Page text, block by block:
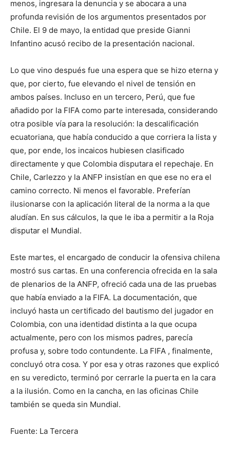
menos, ingresara la denuncia y se abocara a una
profunda revisión de los argumentos presentados por
Chile. El 9 de mayo, la entidad que preside Gianni
Infantino acusó recibo de la presentación nacional.
Lo que vino después fue una espera que se hizo eterna y
que, por cierto, fue elevando el nivel de tensión en
ambos países. Incluso en un tercero, Perú, que fue
añadido por la FIFA como parte interesada, considerando
otra posible vía para la resolución: la descalificación
ecuatoriana, que había conducido a que corriera la lista y
que, por ende, los incaicos hubiesen clasificado
directamente y que Colombia disputara el repechaje. En
Chile, Carlezzo y la ANFP insistían en que ese no era el
camino correcto. Ni menos el favorable. Preferían
ilusionarse con la aplicación literal de la norma a la que
aludían. En sus cálculos, la que le iba a permitir a la Roja
disputar el Mundial.
Este martes, el encargado de conducir la ofensiva chilena
mostró sus cartas. En una conferencia ofrecida en la sala
de plenarios de la ANFP, ofreció cada una de las pruebas
que había enviado a la FIFA. La documentación, que
incluyó hasta un certificado del bautismo del jugador en
Colombia, con una identidad distinta a la que ocupa
actualmente, pero con los mismos padres, parecía
profusa y, sobre todo contundente. La FIFA , finalmente,
concluyó otra cosa. Y por esa y otras razones que explicó
en su veredicto, terminó por cerrarle la puerta en la cara
a la ilusión. Como en la cancha, en las oficinas Chile
también se queda sin Mundial.
Fuente: La Tercera